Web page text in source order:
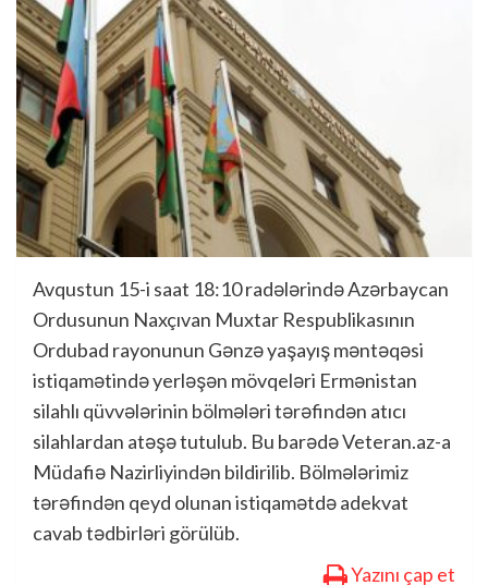
Avqustun 15-i saat 18:10 radələrində Azərbaycan
Ordusunun Naxçıvan Muxtar Respublikasının
Ordubad rayonunun Gənzə yaşayış məntəqəsi
istiqamətində yerləşən mövqeləri Ermənistan
silahlı qüvvələrinin bölmələri tərəfindən atıcı
silahlardan atəşə tutulub. Bu barədə Veteran.az-a
Müdafiə Nazirliyindən bildirilib. Bölmələrimiz
tərəfindən qeyd olunan istiqamətdə adekvat
cavab tədbirləri görülüb.
Yazını çap et